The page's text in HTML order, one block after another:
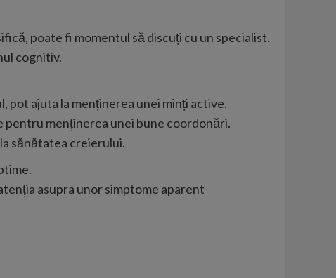
poate fi momentul să discuți cu un specialist.
cognitiv.
pot ajuta la menținerea unei minți active.
pentru menținerea unei bune coordonări.
sănătatea creierului.
asupra unor simptome aparent